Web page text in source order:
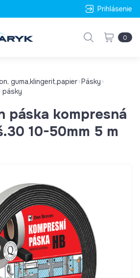
Prihlásenie
0
guma,klingerit,papier Pásky
pásky
páska kompresná
10-50mm 5 m